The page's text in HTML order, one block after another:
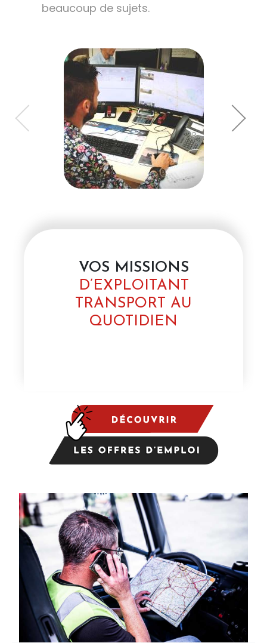
beaucoup de sujets.
VOS MISSIONS
D’EXPLOITANT
TRANSPORT AU
QUOTIDIEN